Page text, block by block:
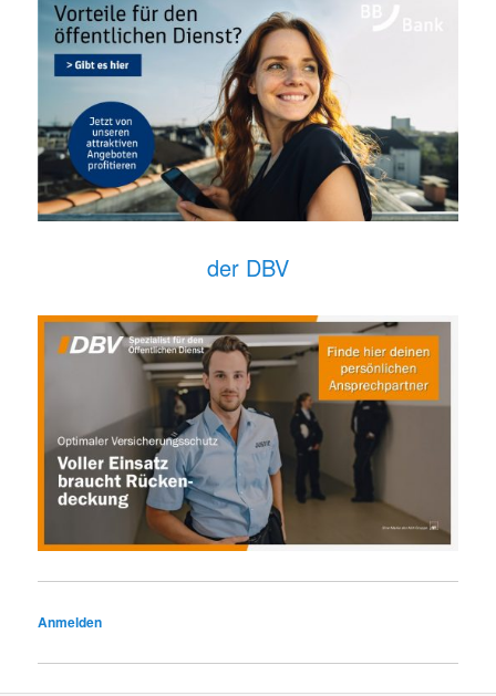
der DBV
Anmelden